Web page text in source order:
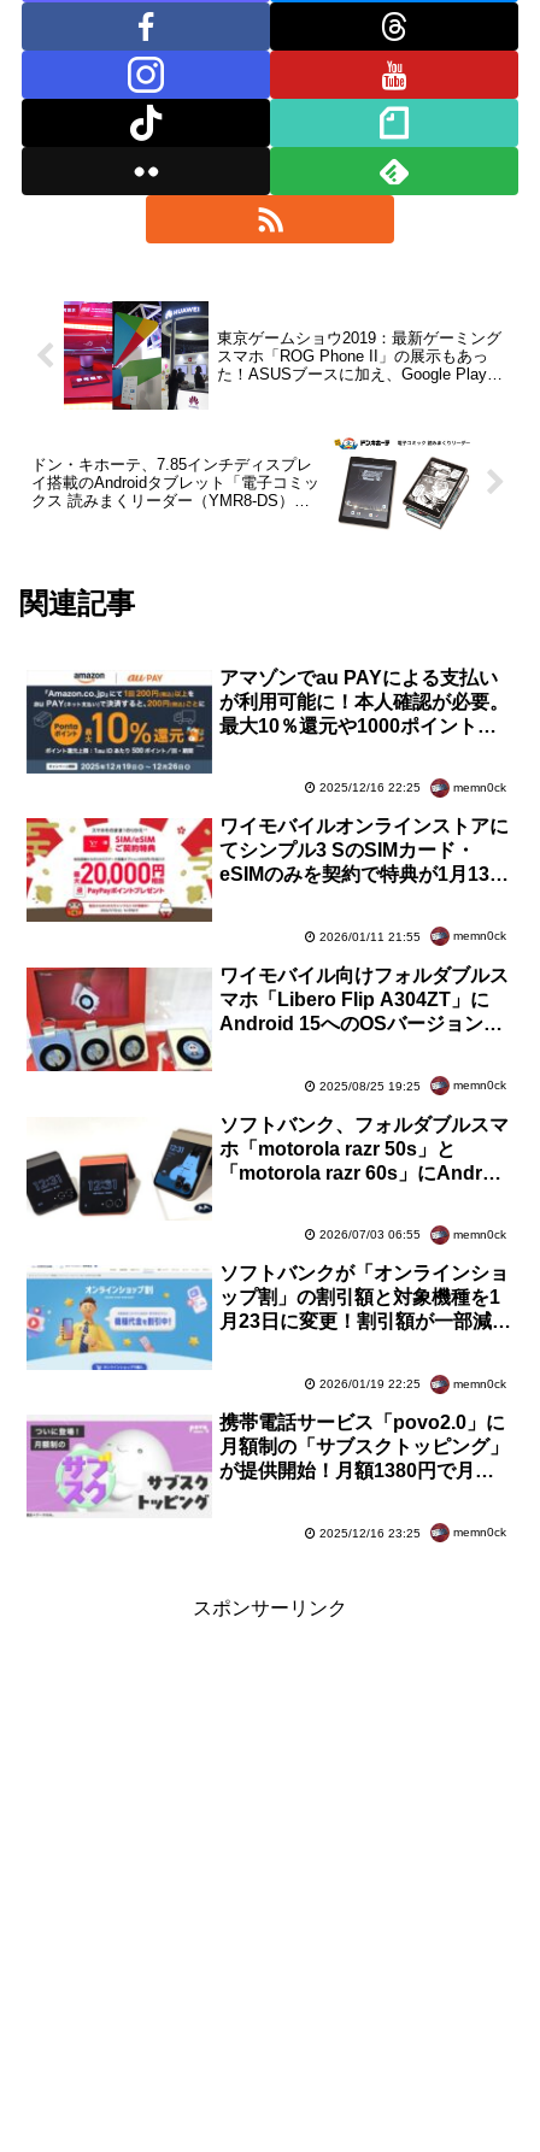
東京ゲームショウ2019：最新ゲーミング
スマホ「ROG Phone II」の展示もあっ
た！ASUSブースに加え、Google Playや
ドン・キホーテ、7.85インチディスプレ
イ搭載のAndroidタブレット「電子コミッ
クス 読みまくリーダー（YMR8-DS）」
関連記事
アマゾンでau PAYによる支払い
が利用可能に！本人確認が必要。
最大10％還元や1000ポイントプ
2025/12/16 22:25 memn0ck
ワイモバイルオンラインストアに
てシンプル3 SのSIMカード・
eSIMのみを契約で特典が1月13日
2026/01/11 21:55 memn0ck
ワイモバイル向けフォルダブルス
マホ「Libero Flip A304ZT」に
Android 15へのOSバージョンア
2025/08/25 19:25 memn0ck
ソフトバンク、フォルダブルスマ
ホ「motorola razr 50s」と
「motorola razr 60s」にAndroid
2026/07/03 06:55 memn0ck
ソフトバンクが「オンラインショ
ップ割」の割引額と対象機種を1
月23日に変更！割引額が一部減額
2026/01/19 22:25 memn0ck
携帯電話サービス「povo2.0」に
月額制の「サブスクトッピング」
が提供開始！月額1380円で月間
2025/12/16 23:25 memn0ck
スポンサーリンク